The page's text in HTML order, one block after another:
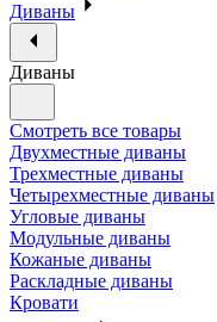
Диваны
Диваны
Смотреть все товары
Двухместные диваны
Трехместные диваны
Четырехместные диваны
Угловые диваны
Модульные диваны
Кожаные диваны
Раскладные диваны
Кровати